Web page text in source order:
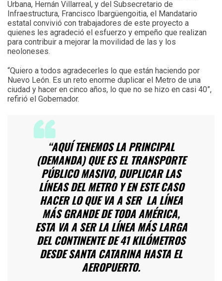
Urbana, Hernán Villarreal, y del Subsecretario de
Infraestructura, Francisco Ibargüengoitia, el Mandatario
estatal convivió con trabajadores de este proyecto a
quienes les agradeció el esfuerzo y empeño que realizan
para contribuir a mejorar la movilidad de las y los
neoloneses.
“Quiero a todos agradecerles lo que están haciendo por
Nuevo León. Es un reto enorme duplicar el Metro de una
ciudad y hacer en cinco años, lo que no se hizo en casi 40”,
refirió el Gobernador.
“AQUÍ TENEMOS LA PRINCIPAL
(DEMANDA) QUE ES EL TRANSPORTE
PÚBLICO MASIVO, DUPLICAR LAS
LÍNEAS DEL METRO Y EN ESTE CASO
HACER LO QUE VA A SER LA LÍNEA
MÁS GRANDE DE TODA AMÉRICA,
ESTA VA A SER LA LÍNEA MÁS LARGA
DEL CONTINENTE DE 41 KILÓMETROS
DESDE SANTA CATARINA HASTA EL
AEROPUERTO.